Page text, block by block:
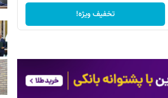
تخفیف ویژه!